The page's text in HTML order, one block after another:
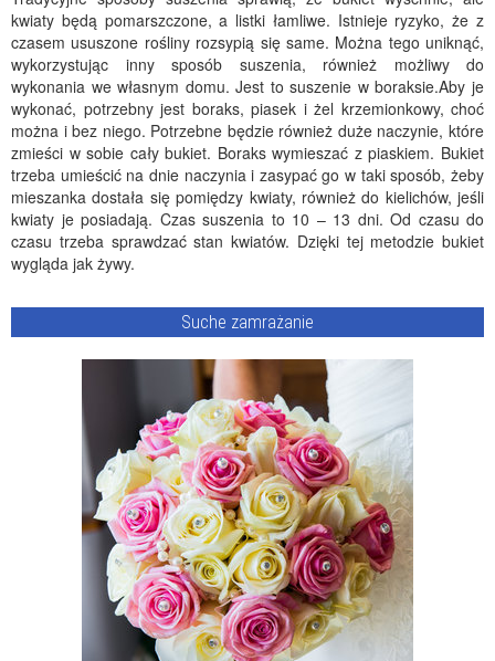
kwiaty będą pomarszczone, a listki łamliwe. Istnieje ryzyko, że z
czasem ususzone rośliny rozsypią się same. Można tego uniknąć,
wykorzystując inny sposób suszenia, również możliwy do
wykonania we własnym domu. Jest to suszenie w boraksie.Aby je
wykonać, potrzebny jest boraks, piasek i żel krzemionkowy, choć
można i bez niego. Potrzebne będzie również duże naczynie, które
zmieści w sobie cały bukiet. Boraks wymieszać z piaskiem. Bukiet
trzeba umieścić na dnie naczynia i zasypać go w taki sposób, żeby
mieszanka dostała się pomiędzy kwiaty, również do kielichów, jeśli
kwiaty je posiadają. Czas suszenia to 10 – 13 dni. Od czasu do
czasu trzeba sprawdzać stan kwiatów. Dzięki tej metodzie bukiet
wygląda jak żywy.
Suche zamrażanie